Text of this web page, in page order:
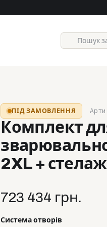
Комплект
2XL +
ПІД ЗАМОВЛЕННЯ
723 434 грн.
Система отворів